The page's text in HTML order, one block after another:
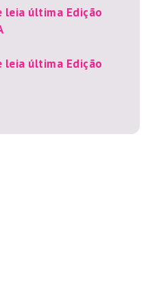
leia última Edição
leia última Edição